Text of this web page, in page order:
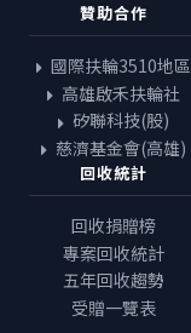
贊助合作
國際扶輪3510地區
高雄啟禾扶輪社
矽聯科技(股)
慈濟基金會(高雄)
回收統計
回收捐贈榜
專案回收統計
五年回收趨勢
受贈一覽表